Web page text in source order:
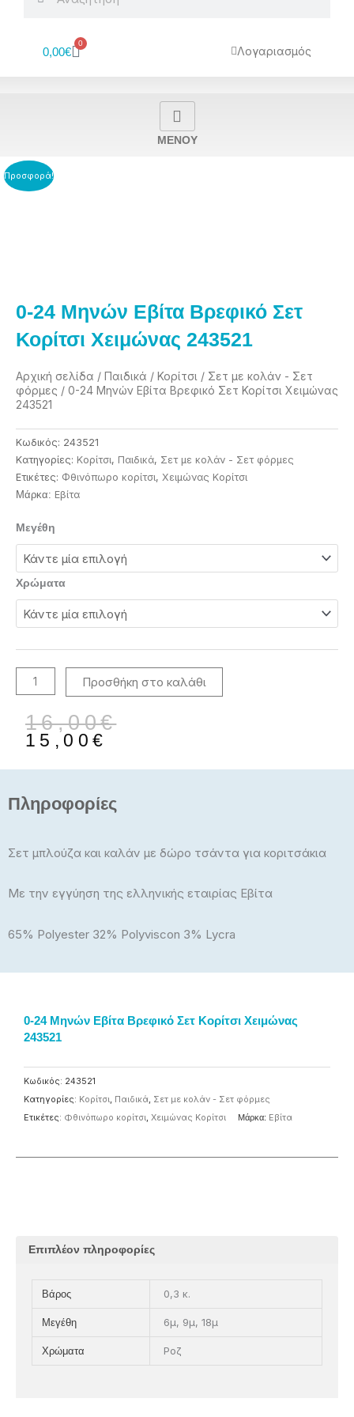
0,00€
0
Cart Λογαριασμός
MENOY
Προσφορά!
0-24 Μηνών Εβίτα Βρεφικό Σετ
Κορίτσι Χειμώνας 243521
Αρχική σελίδα / Παιδικά / Κορίτσι / Σετ με κολάν - Σετ
φόρμες / 0-24 Μηνών Εβίτα Βρεφικό Σετ Κορίτσι Χειμώνας
243521
Κωδικός: 243521
Κατηγορίες: Κορίτσι, Παιδικά, Σετ με κολάν - Σετ φόρμες
Ετικέτες: Φθινόπωρο κορίτσι, Χειμώνας Κορίτσι
Μάρκα: Eβίτα
Μεγέθη
Χρώματα
0-
24
Μηνών
Εβίτα
Σετ
Κορίτσι
Χειμώνας
243521
ποσότητα
Προσθήκη στο καλάθι
16,00€
Original
price
was:
16,00€.
15,00 €
Η
τρέχουσα
τιμή
είναι:
15,00€.
Πληροφορίες
Σετ μπλούζα και καλάν με δώρο τσάντα για κοριτσάκια
Με την εγγύηση της ελληνικής εταιρίας Εβίτα
65% Polyester 32% Polyviscon 3% Lycra
0-24 Μηνών Εβίτα Βρεφικό Σετ Κορίτσι Χειμώνας
243521
Κωδικός: 243521
Κατηγορίες: Κορίτσι, Παιδικά, Σετ με κολάν - Σετ φόρμες
Ετικέτες: Φθινόπωρο κορίτσι, Χειμώνας Κορίτσι Μάρκα: Eβίτα
Επιπλέον πληροφορίες
Βάρος 0,3 κ.
Μεγέθη 6μ, 9μ, 18μ
Χρώματα Ροζ